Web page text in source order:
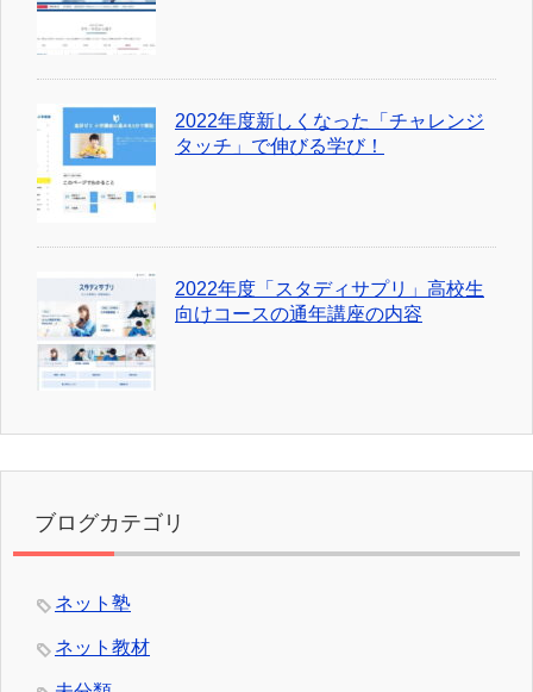
2022年度新しくなった「チャレンジ
タッチ」で伸びる学び！
2022年度「スタディサプリ」高校生
向けコースの通年講座の内容
ブログカテゴリ
ネット塾
ネット教材